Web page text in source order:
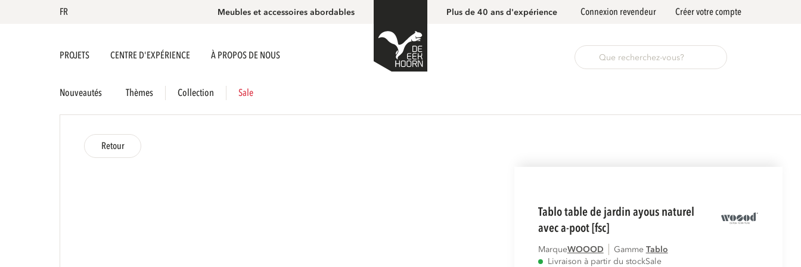
FR Meubles et accessoires abordables Plus de 40 ans d'expérience Connexion revendeur Créer votre compte
PROJETS CENTRE D'EXPÉRIENCE À PROPOS DE NOUS
Nouveautés Thèmes Collection Sale
Retour
tablo table de jardin ayous naturel
avec a-poot [fsc]
MarqueWOOOD Gamme tablo
Livraison à partir du stockSale